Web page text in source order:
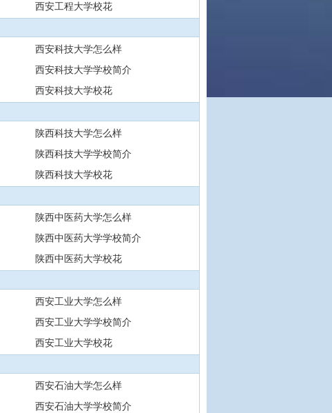
西安工程大学校花
西安科技大学怎么样
西安科技大学学校简介
西安科技大学校花
陕西科技大学怎么样
陕西科技大学学校简介
陕西科技大学校花
陕西中医药大学怎么样
陕西中医药大学学校简介
陕西中医药大学校花
西安工业大学怎么样
西安工业大学学校简介
西安工业大学校花
西安石油大学怎么样
西安石油大学学校简介